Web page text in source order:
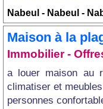
Nabeul - Nabeul -
Maison à la
Immobilier -
a louer maison au
climatiser et
personnes